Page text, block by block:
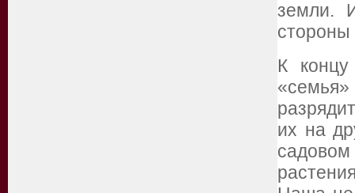
земли.
стороны
К
их на